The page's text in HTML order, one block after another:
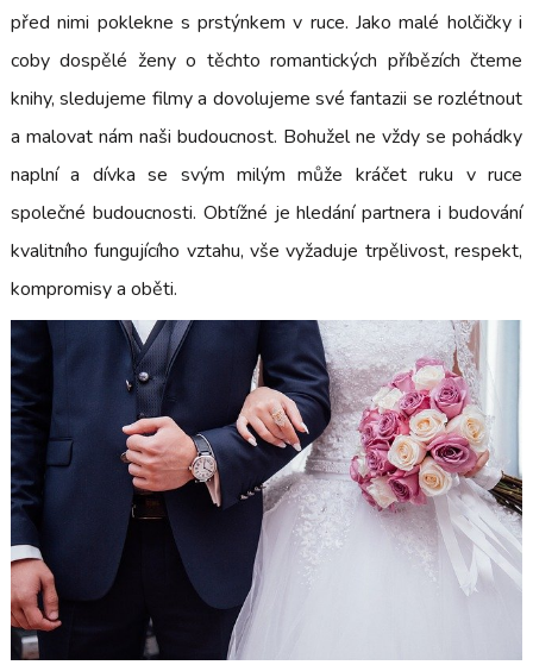
před nimi poklekne s prstýnkem v ruce. Jako malé holčičky i
coby dospělé ženy o těchto romantických příbězích čteme
knihy, sledujeme filmy a dovolujeme své fantazii se rozlétnout
a malovat nám naši budoucnost. Bohužel ne vždy se pohádky
naplní a dívka se svým milým může kráčet ruku v ruce
společné budoucnosti. Obtížné je hledání partnera i budování
kvalitního fungujícího vztahu, vše vyžaduje trpělivost, respekt,
kompromisy a oběti.